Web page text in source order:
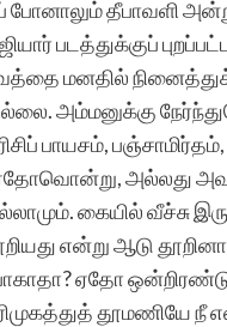
போனாலும் தீபாவளி
படத்துக்குப்
மனதில்
அம்மனுக்கு
பாயசம், பஞ்சாமிர்தம்,
அல்லது
கையில் வீச்சு
என்று ஆடு
ஏதோ
தூமணியே நீ